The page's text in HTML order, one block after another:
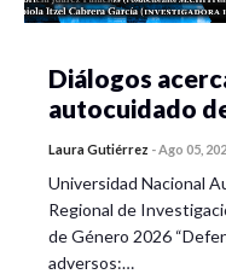
Diálogos
autocuidado
Laura Gutiérrez -Ago 05,
Universidad Nacional
Regional de
de Género 2026
adversos:…